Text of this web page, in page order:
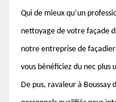
Qui de mieux qu’un
nettoyage de votre façade
notre entreprise de
vous bénéficiez du nec
De pus, ravaleur à Boussay